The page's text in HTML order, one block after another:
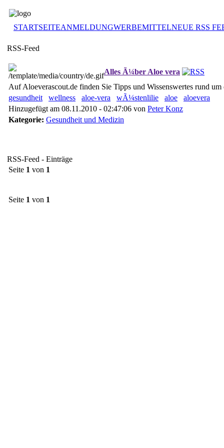
STARTSEITEANMELDUNGWERBEMITTELNEUE RSS
RSS-Feed
Alles Ã¼ber Aloe vera
Auf Aloeverascout.de finden Sie Tipps und Wissenswertes rund
gesundheit
wellness aloe-vera wÃ¼stenlilie aloe
aloevera
Hinzugefügt am 08.11.2010 - 02:47:06 von Peter Konz
Kategorie: Gesundheit und Medizin
RSS-Feed - Einträge
Seite 1 von 1
Seite 1 von 1